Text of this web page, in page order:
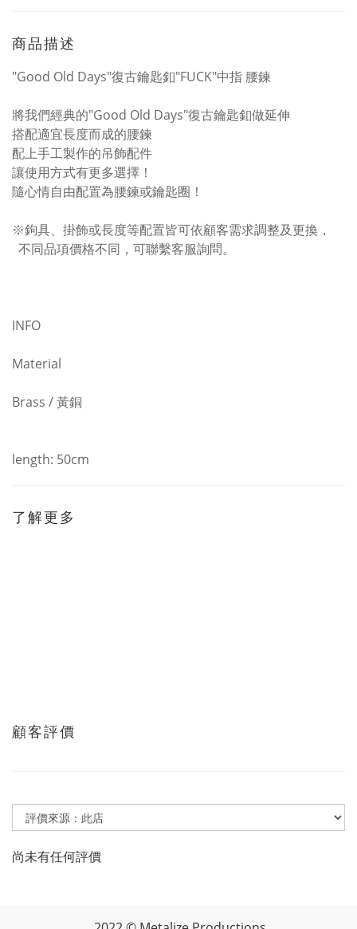
商品描述
"Good Old Days"復古鑰匙釦"FUCK"中指 腰鍊
將我們經典的"Good Old Days"復古鑰匙釦做延伸
搭配適宜長度而成的腰鍊
配上手工製作的吊飾配件
讓使用方式有更多選擇！
隨心情自由配置為腰鍊或鑰匙圈！
※鉤具、掛飾或長度等配置皆可依顧客需求調整及更換，
不同品項價格不同，可聯繫客服詢問。
INFO
Material
Brass / 黃銅
length: 50cm
了解更多
顧客評價
尚未有任何評價